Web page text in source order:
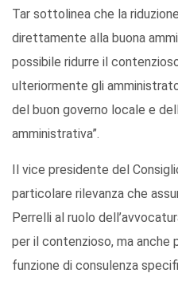
Tar sottolinea che la
direttamente alla buona
possibile ridurre il
ulteriormente gli
del buon governo locale e
amministrativa”.
Il vice presidente del
particolare rilevanza che
Perrelli al ruolo
per il contenzioso, ma anche
funzione di consulenza